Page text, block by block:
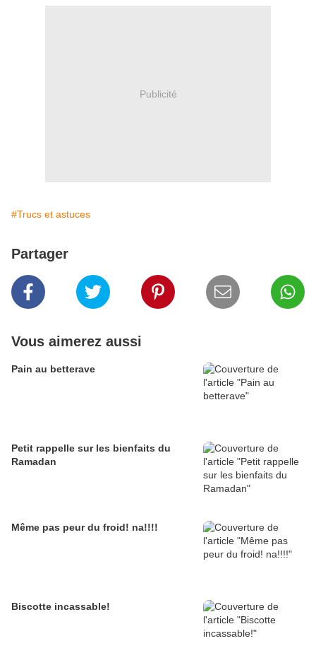
Publicité
#Trucs et astuces
Partager
Vous aimerez aussi
Pain au betterave
Petit rappelle sur les bienfaits du
Ramadan
Même pas peur du froid! na!!!!
Biscotte incassable!